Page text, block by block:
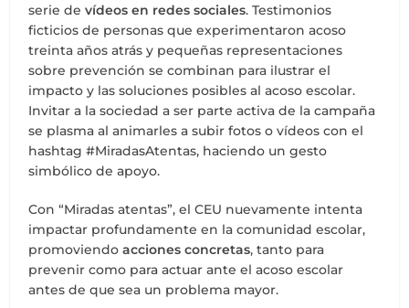
serie devídeos en redes sociales. Testimonios
ficticios de personas que experimentaron acoso
treinta años atrás y pequeñas representaciones
sobre prevención se combinan para ilustrar el
impacto y las soluciones posibles al acoso escolar.
Invitar a la sociedad a ser parte activa de la campaña
se plasma al animarles a subir fotos o vídeos con el
hashtag #MiradasAtentas, haciendo un gesto
simbólico de apoyo.
Con “Miradas atentas”, el CEU nuevamente intenta
impactar profundamente en la comunidad escolar,
promoviendoacciones concretas, tanto para
prevenir como para actuar ante el acoso escolar
antes de que sea un problema mayor.